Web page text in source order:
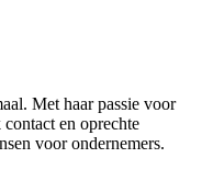
Met haar passie voor
en oprechte
voor ondernemers.